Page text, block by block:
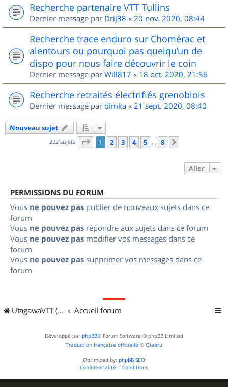
Recherche partenaire VTT Tullins
Dernier message par Drij38 « 20 nov. 2020, 08:44
Recherche trace enduro sur Chomérac et
alentours ou pourquoi pas quelqu’un de
dispo pour nous faire découvrir le coin
Dernier message par Will817 « 18 oct. 2020, 21:56
Recherche retraités électrifiés grenoblois
Dernier message par dimka « 21 sept. 2020, 08:40
Nouveau sujet
222 sujets Page 1sur
1 2 3 4 5 … 8
Aller
PERMISSIONS DU FORUM
Vous ne pouvez pas publier de nouveaux sujets dans ce
forum
Vous ne pouvez pas répondre aux sujets dans ce forum
Vous ne pouvez pas modifier vos messages dans ce
forum
Vous ne pouvez pas supprimer vos messages dans ce
forum
UtagawaVTT (Randos VTT et VTTAE avec traces GPS) Accueil forum
Développé par phpBB® Forum Software © phpBB Limited
Traduction française officielle © Qiaeru
Optimized by: phpBB SEO
Confidentialité | Conditions